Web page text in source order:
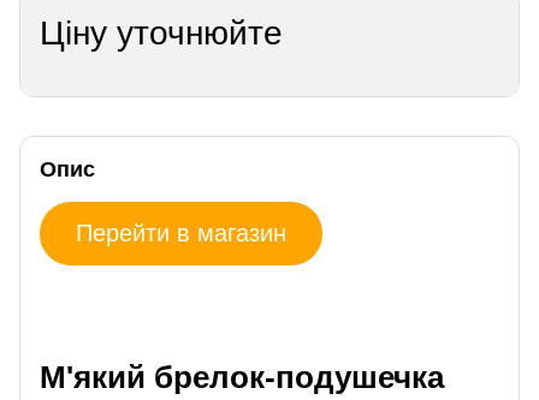
Ціну уточнюйте
Опис
Перейти в магазин
М'який брелок-подушечка